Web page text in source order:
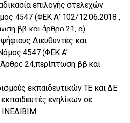
επιλογής στελεχών
4547 (ΦΕΚ Α’ 102/12.06.2018 ,
ββ και άρθρο 21, α)
Διευθυντές και
4547 (ΦΕΚ Α’
24,περίπτωση ββ και
εκπαιδευτικών ΤΕ και ΔΕ
ενηλίκων σε
ΙΝΕΔΙΒΙΜ